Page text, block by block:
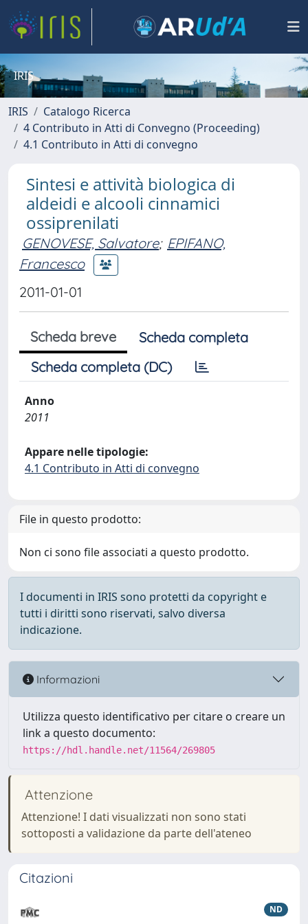
IRIS
IRIS
Catalogo Ricerca
4 Contributo in Atti di Convegno (Proceeding)
4.1 Contributo in Atti di convegno
Sintesi e attività biologica di
aldeidi e alcooli cinnamici
ossiprenilati
GENOVESE, Salvatore; EPIFANO,
Francesco
2011-01-01
Scheda breve
Scheda completa
Scheda completa (DC)
Anno
2011
Appare nelle tipologie:
4.1 Contributo in Atti di convegno
File in questo prodotto:
Non ci sono file associati a questo prodotto.
I documenti in IRIS sono protetti da copyright e
tutti i diritti sono riservati, salvo diversa
indicazione.
Informazioni
Utilizza questo identificativo per citare o creare un
link a questo documento:
https://hdl.handle.net/11564/269805
Attenzione
Attenzione! I dati visualizzati non sono stati
sottoposti a validazione da parte dell'ateneo
Citazioni
ND